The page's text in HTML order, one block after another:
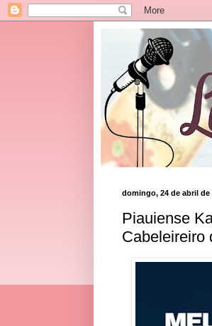
domingo, 24 de abril de
Piauiense
Cabeleireiro